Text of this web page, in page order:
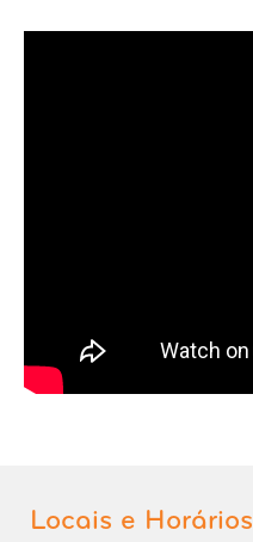
Locais e Horários